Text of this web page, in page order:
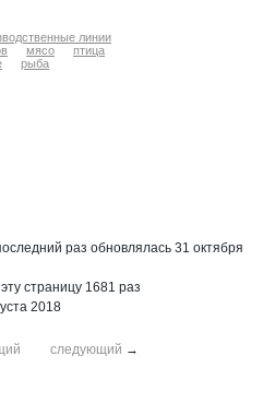
линии
мясо
птица
рыба
раз обновлялась 31 октября
страницу 1681 раз
2018
следующий →